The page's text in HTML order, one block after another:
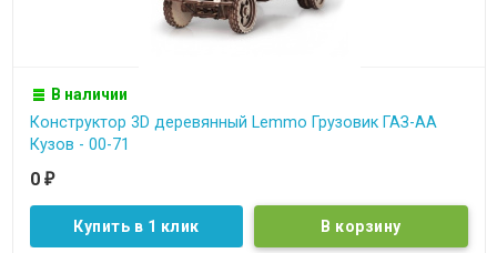
В наличии
Конструктор 3D деревянный Lemmo Грузовик ГАЗ-АА
Кузов - 00-71
0 ₽
Купить в 1 клик